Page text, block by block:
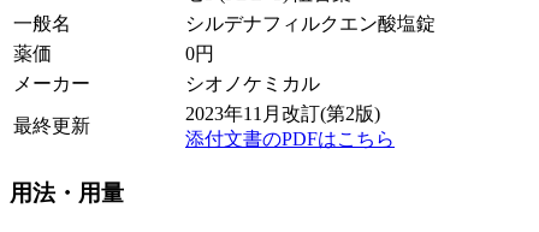
一般名
シルデナフィルクエン酸塩錠
薬価
0円
メーカー
シオノケミカル
最終更新
2023年11月改訂(第2版)
添付文書のPDFはこちら
用法・用量